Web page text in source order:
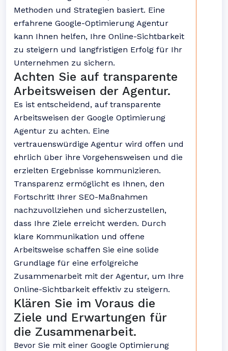
Methoden und Strategien basiert. Eine
erfahrene Google-Optimierung Agentur
kann Ihnen helfen, Ihre Online-Sichtbarkeit
zu steigern und langfristigen Erfolg für Ihr
Unternehmen zu sichern.
Achten Sie auf transparente
Arbeitsweisen der Agentur.
Es ist entscheidend, auf transparente
Arbeitsweisen der Google Optimierung
Agentur zu achten. Eine
vertrauenswürdige Agentur wird offen und
ehrlich über ihre Vorgehensweisen und die
erzielten Ergebnisse kommunizieren.
Transparenz ermöglicht es Ihnen, den
Fortschritt Ihrer SEO-Maßnahmen
nachzuvollziehen und sicherzustellen,
dass Ihre Ziele erreicht werden. Durch
klare Kommunikation und offene
Arbeitsweise schaffen Sie eine solide
Grundlage für eine erfolgreiche
Zusammenarbeit mit der Agentur, um Ihre
Online-Sichtbarkeit effektiv zu steigern.
Klären Sie im Voraus die
Ziele und Erwartungen für
die Zusammenarbeit.
Bevor Sie mit einer Google Optimierung